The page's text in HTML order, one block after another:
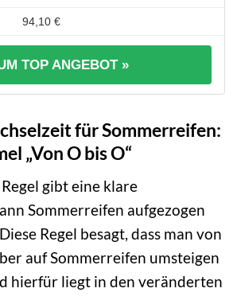
94,10 €
TOP ANGEBOT »
für Sommerreifen:
„Von O bis O“
gibt eine klare
Sommerreifen aufgezogen
Regel besagt, dass man von
auf Sommerreifen umsteigen
hierfür liegt in den veränderten